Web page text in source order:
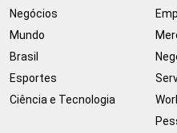
Negócios
Mundo
Brasil
Esportes
Ciência e Tecnologia